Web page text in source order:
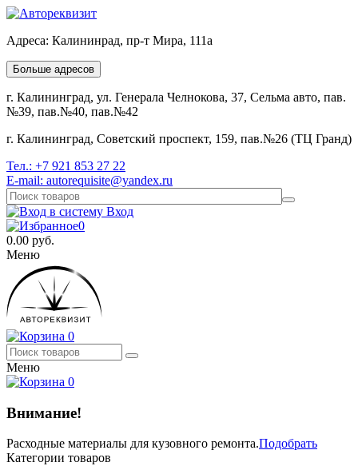
Адреса: Калининрад, пр-т Мира, 111а
Больше адресов
г. Калининград, ул. Генерала Челнокова, 37, Сельма авто, пав.
№39, пав.№40, пав.№42
г. Калининград, Советский проспект, 159, пав.№26 (ТЦ Гранд)
Тел.: +7 921 853 27 22
E-mail: autorequisite@yandex.ru
Вход
0
0.00 руб.
Меню
0
Меню
0
Внимание!
Расходные материалы для кузовного ремонта.Подобрать
Категории товаров